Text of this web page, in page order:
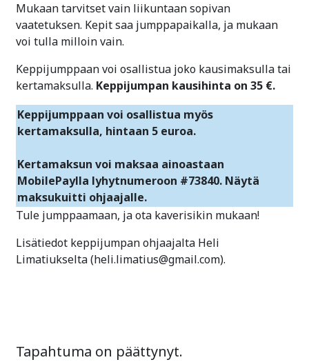
Mukaan tarvitset vain liikuntaan sopivan
vaatetuksen. Kepit saa jumppapaikalla, ja mukaan
voi tulla milloin vain.
Keppijumppaan voi osallistua joko kausimaksulla tai
kertamaksulla. Keppijumpan kausihinta on 35 €.
Keppijumppaan voi osallistua myös
kertamaksulla, hintaan 5 euroa.
Kertamaksun voi maksaa ainoastaan
MobilePaylla lyhytnumeroon #73840. Näytä
maksukuitti ohjaajalle.
Tule jumppaamaan, ja ota kaverisikin mukaan!
Lisätiedot keppijumpan ohjaajalta Heli
Limatiukselta (heli.limatius@gmail.com).
Tapahtuma on päättynyt.